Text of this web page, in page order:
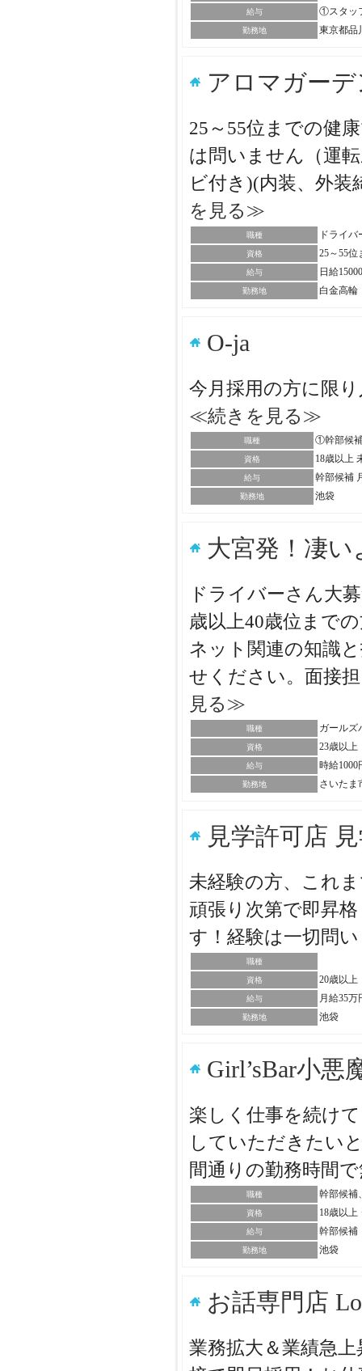
給与 ①スタッ
勤務地 東京都品
アロマガー
25～55位までの健
は問いません（運
ビ付き)(内装、外
を見る≫
職種 ドライバ
資格 25～55
給与 日給
勤務地 白金高輪
O-ja
今月採用の方に限
≪続きを見る≫
職種 ①幹部候
資格 18歳以上
給与 幹部候補
勤務地 池袋
大宮発！凄
ドライバーさん大
歳以上40歳位まで
ネット関連の知識
せください。面接
見る≫
職種 ガールズ
資格 23歳以上
給与 時給1000
勤務地 さいたま
見学許可店
未経験の方、これ
頑張り次第で即昇
す！経験は一切問
職種
資格 20歳以
給与 月給35万
勤務地 池袋
Girl’sBar小悪
楽しく仕事を続け
していただきたい
間通りの勤務時間
職種 幹部候補
資格 18歳以
給与 幹部候補
勤務地 池袋
お話専門店
業務拡大＆業績急